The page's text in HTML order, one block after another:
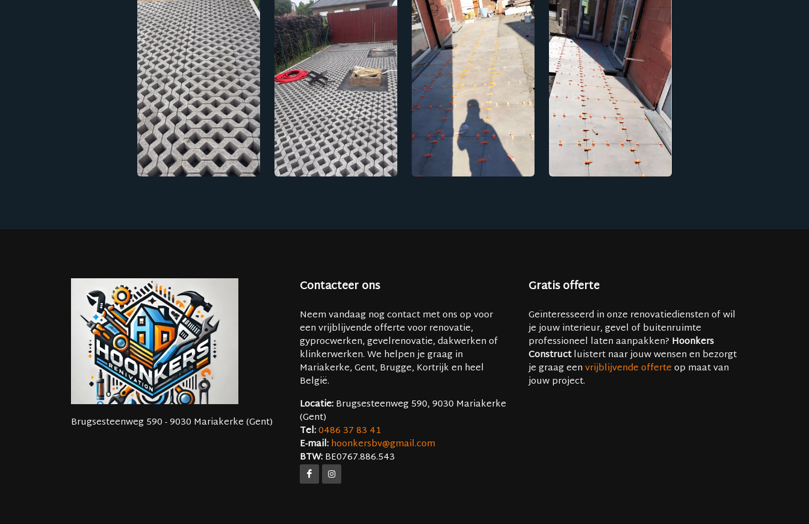
Brugsesteenweg 590 - 9030 Mariakerke (Gent)
Contacteer ons
Neem vandaag nog contact met ons op voor
een vrijblijvende offerte voor renovatie,
gyprocwerken, gevelrenovatie, dakwerken of
klinkerwerken. We helpen je graag in
Mariakerke, Gent, Brugge, Kortrijk en heel
België.
Locatie:Brugsesteenweg 590, 9030 Mariakerke
(Gent)
Tel:0486 37 83 41
E-mail:hoonkersbv@gmail.com
BTW:BE0767.886.543
Gratis offerte
Geïnteresseerd in onze renovatiediensten of wil
je jouw interieur, gevel of buitenruimte
professioneel laten aanpakken? Hoonkers
Constructluistert naar jouw wensen en bezorgt
je graag eenvrijblijvende offerteop maat van
jouw project.